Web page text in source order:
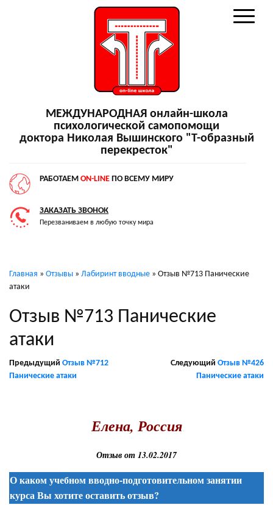
МЕЖДУНАРОДНАЯ онлайн-школа
психологической самопомощи
доктора Николая Вышинского "Т-образный
перекресток"
РАБОТАЕМ ON-LINE ПО ВСЕМУ МИРУ
ЗАКАЗАТЬ ЗВОНОК
Перезваниваем в любую точку мира
Главная » Отзывы » Лабиринт вводные » Отзыв №713 Панические
атаки
Отзыв №713 Панические
атаки
Предыдущий Отзыв №712
Панические атаки
Следующий Отзыв №426
Панические атаки
Елена, Россия
Отзыв от 13.02.2017
О каком учебном вводно-подготовительном занятии
курса Вы хотите оставить отзыв?